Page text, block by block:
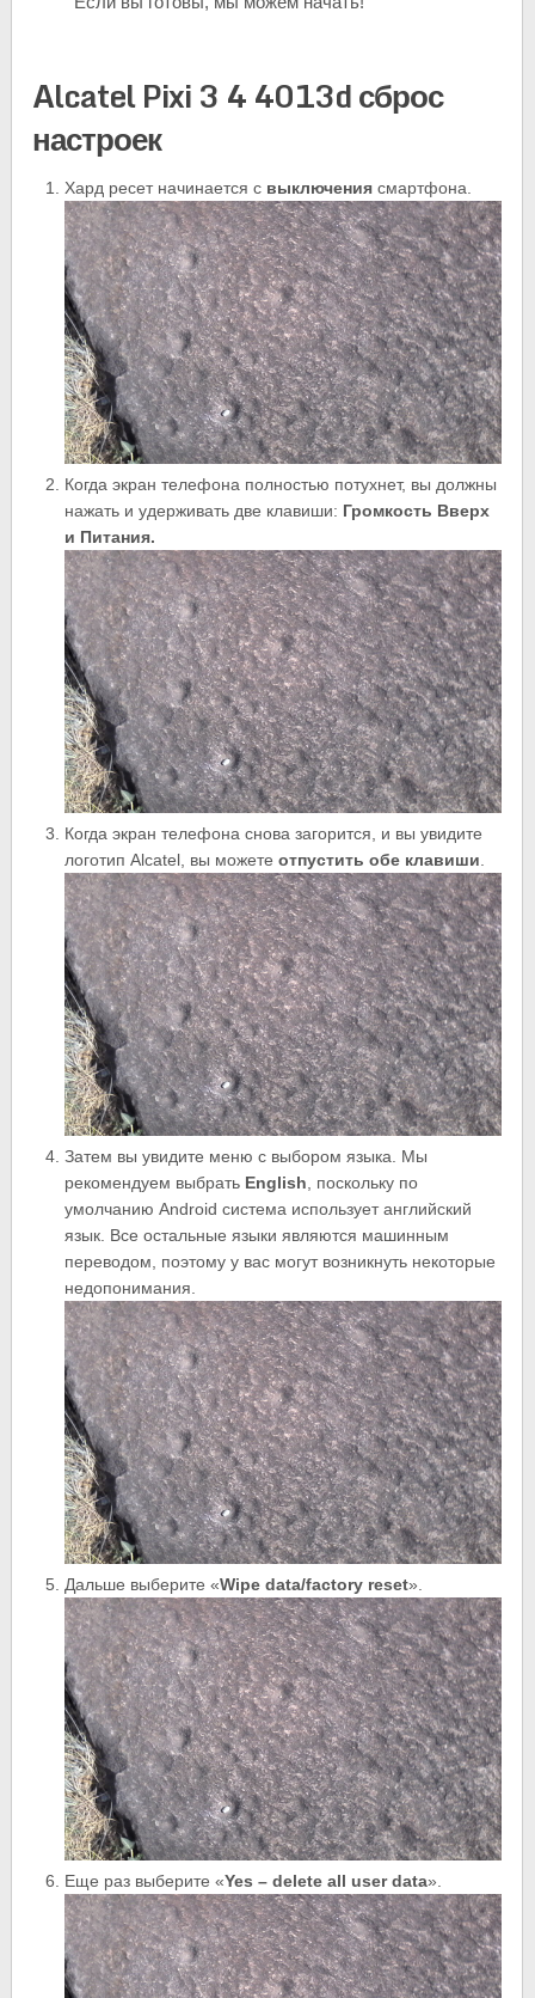
Alcatel Pixi 3 4 4013d сброс
настроек
Хард ресет начинается с выключениясмартфона.
Когда экран телефона полностью потухнет, вы должны
нажать и удерживать две клавиши: Громкость Вверх
и Питания.
Когда экран телефона снова загорится, и вы увидите
логотип Alcatel, вы можете отпустить обе клавиши
Затем вы увидите меню с выбором языка. Мы
рекомендуем выбрать English , поскольку по
умолчанию Android система использует английский
язык. Все остальные языки являются машинным
переводом, поэтому у вас могут возникнуть некоторые
недопонимания.
Дальше выберите «Wipe data/factory reset».
Еще раз выберите «Yes – delete all user data».